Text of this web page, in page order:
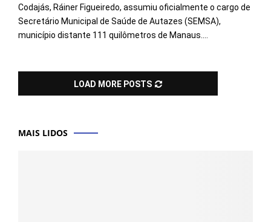
Codajás, Ráiner Figueiredo, assumiu oficialmente o cargo de
Secretário Municipal de Saúde de Autazes (SEMSA),
município distante 111 quilômetros de Manaus....
LOAD MORE POSTS
MAIS LIDOS